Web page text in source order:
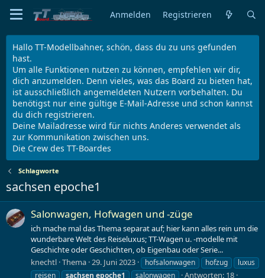
Anmelden Registrieren
Hallo TT-Modellbahner, schön, dass du zu uns gefunden
hast.
Um alle Funktionen nutzen zu können, empfehlen wir dir,
dich anzumelden. Denn vieles, was das Board zu bieten hat,
ist ausschließlich angemeldeten Nutzern vorbehalten. Du
benötigst nur eine gültige E-Mail-Adresse und schon kannst
du dich registrieren.
Deine Mailadresse wird für nichts Anderes verwendet als
zur Kommunikation zwischen uns.
Die Crew des TT-Boardes
Schlagworte
sachsen epoche1
Salonwagen, Hofwagen und -züge
ich mache mal das Thema separat auf; hier kann alles rein um die
wunderbare Welt des Reiseluxus; TT-Wagen u. -modelle mit
Geschichte oder Geschichten, ob Eigenbau oder Serie...
knechtl Thema 29. Juni 2023 hofsalonwagen hofzug
luxus
reisen
sachsen epoche1 salonwagen
Antworten: 18